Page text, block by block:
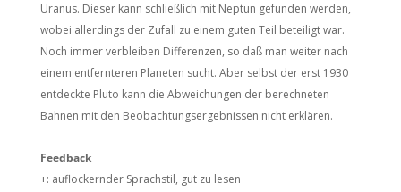
Uranus. Dieser kann schließlich mit Neptun gefunden werden,
wobei allerdings der Zufall zu einem guten Teil beteiligt war.
Noch immer verbleiben Differenzen, so daß man weiter nach
einem entfernteren Planeten sucht. Aber selbst der erst 1930
entdeckte Pluto kann die Abweichungen der berechneten
Bahnen mit den Beobachtungsergebnissen nicht erklären.
Feedback
+: auflockernder Sprachstil, gut zu lesen